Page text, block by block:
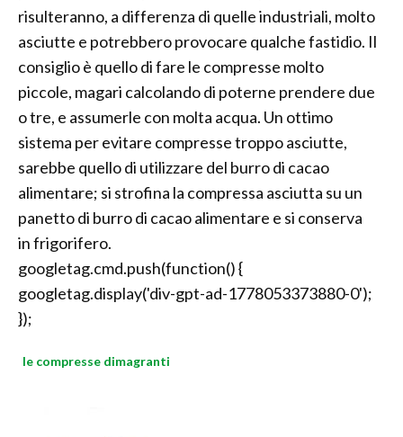
risulteranno, a differenza di quelle industriali, molto
asciutte e potrebbero provocare qualche fastidio. Il
consiglio è quello di fare le compresse molto
piccole, magari calcolando di poterne prendere due
o tre, e assumerle con molta acqua. Un ottimo
sistema per evitare compresse troppo asciutte,
sarebbe quello di utilizzare del burro di cacao
alimentare; si strofina la compressa asciutta su un
panetto di burro di cacao alimentare e si conserva
in frigorifero.
googletag.cmd.push(function() {
googletag.display('div-gpt-ad-1778053373880-0');
});
le compresse dimagranti